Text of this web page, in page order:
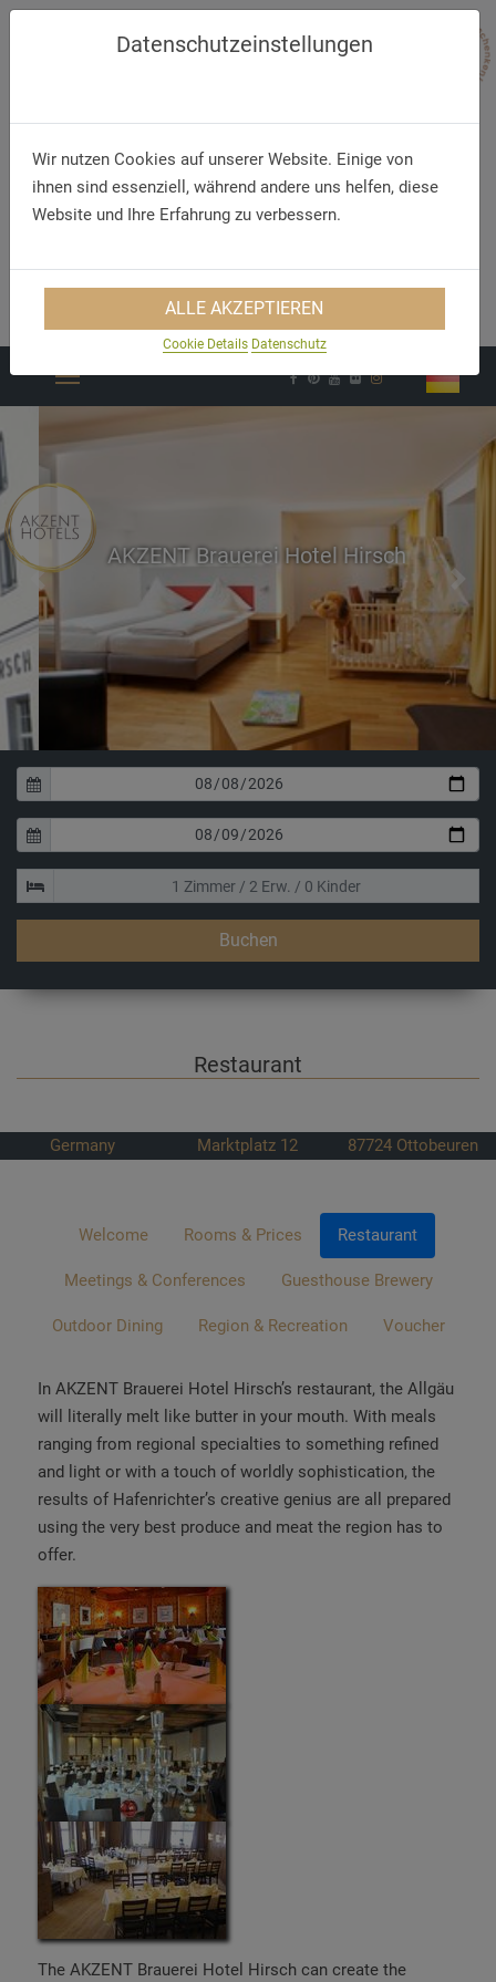
+49 (83 32) 79 67 7 0
info@hirsch-ottobeuren.de
AKZENT Brauerei Hotel Hirsch
Previous Next
Buchen
Restaurant
Germany Marktplatz 12 87724 Ottobeuren
Welcome Rooms & Prices Restaurant
Meetings & Conferences Guesthouse Brewery
Outdoor Dining Region & Recreation Voucher
In AKZENT Brauerei Hotel Hirsch’s restaurant, the Allgäu
will literally melt like butter in your mouth. With meals
ranging from regional specialties to something refined
and light or with a touch of worldly sophistication, the
results of Hafenrichter’s creative genius are all prepared
using the very best produce and meat the region has to
offer.
The AKZENT Brauerei Hotel Hirsch can create the
Datenschutzeinstellungen
Wir nutzen Cookies auf unserer Website. Einige von
ihnen sind essenziell, während andere uns helfen, diese
Website und Ihre Erfahrung zu verbessern.
ALLE AKZEPTIEREN
Cookie Details Datenschutz